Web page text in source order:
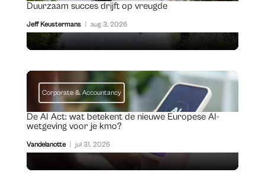
Duurzaam succes drijft op vreugde
Jeff Keustermans aug 3, 2026
Corporate & Accountancy
De AI Act: wat betekent de nieuwe Europese AI-
wetgeving voor je kmo?
Vandelanotte jul 31, 2026